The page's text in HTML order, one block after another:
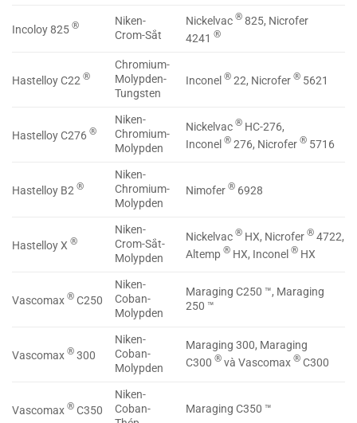
Incoloy 825 ®
Niken-
Crom-Sắt
Nickelvac® 825, Nicrofer
4241®
Hastelloy C22 ®
Chromium-
Molypden-
Tungsten
Inconel® 22, Nicrofer® 5621
Hastelloy C276 ®
Niken-
Chromium-
Molypden
Nickelvac® HC-276,
Inconel® 276, Nicrofer® 5716
Hastelloy B2 ®
Niken-
Chromium-
Molypden
Nimofer® 6928
Hastelloy X ®
Niken-
Crom-Sắt-
Molypden
Nickelvac® HX, Nicrofer® 4722,
Altemp® HX, Inconel® HX
Vascomax ® C250
Niken-
Coban-
Molypden
Maraging C250 ™, Maraging
250 ™
Vascomax ® 300
Niken-
Coban-
Molypden
Maraging 300, Maraging
C300® và Vascomax® C300
Vascomax ® C350
Niken-
Coban-
Maraging C350 ™